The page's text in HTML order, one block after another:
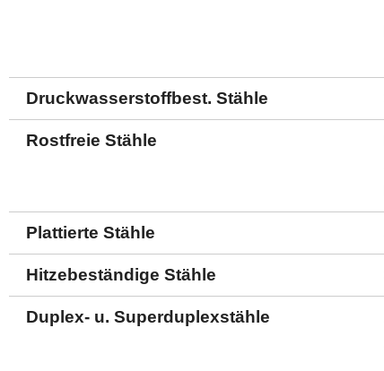
Druckwasserstoffbest. Stähle
Rostfreie Stähle
Plattierte Stähle
Hitzebeständige Stähle
Duplex- u. Superduplexstähle